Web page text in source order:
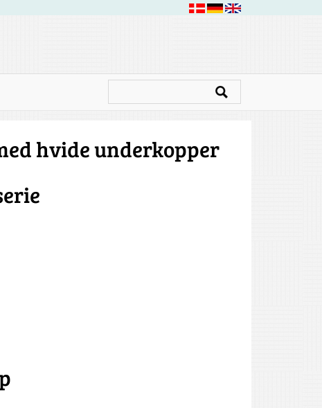
hvide underkopper